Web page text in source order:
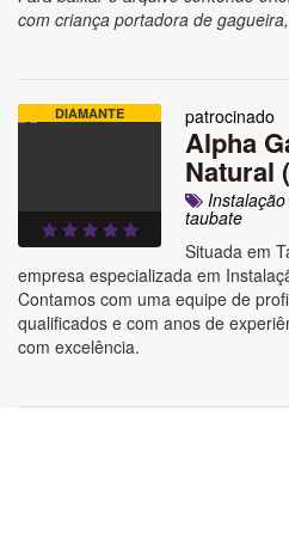
com criança portadora de gagueira,
DIAMANTE patrocinado
Alpha
Natural
taubate
Situada em
empresa especializada em
Contamos com uma equipe de
qualificados e com anos de
com excelência.